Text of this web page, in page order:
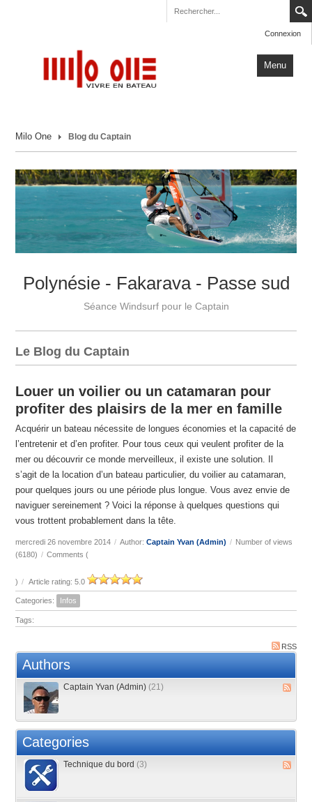
Connexion
Menu
Carnets de Voyage
Actualités
Plus
Milo One Blog du Captain
Polynésie - Fakarava - Passe sud
Séance Windsurf pour le Captain
Le Blog du Captain
Louer un voilier ou un catamaran pour
profiter des plaisirs de la mer en famille
Acquérir un bateau nécessite de longues économies et la capacité de
l’entretenir et d’en profiter. Pour tous ceux qui veulent profiter de la
mer ou découvrir ce monde merveilleux, il existe une solution. Il
s’agit de la location d’un bateau particulier, du voilier au catamaran,
pour quelques jours ou une période plus longue. Vous avez envie de
naviguer sereinement ? Voici la réponse à quelques questions qui
vous trottent probablement dans la tête.
mercredi 26 novembre 2014 / Author:Captain Yvan (Admin) / Number of views
(6180) / Comments (
) / Article rating: 5.0
Categories: Infos
Tags:
RSS
Authors
Captain Yvan (Admin) (21)
Categories
Technique du bord (3)